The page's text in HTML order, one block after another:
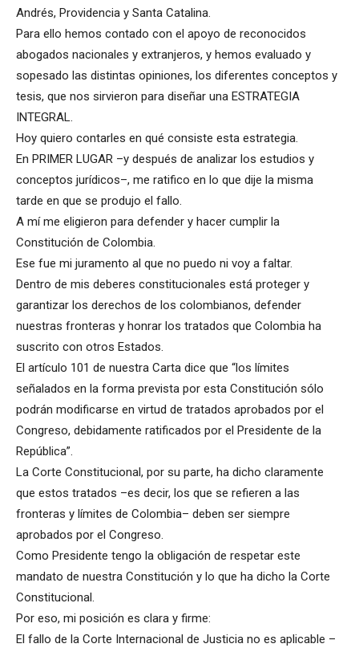
Andrés, Providencia y Santa Catalina.
Para ello hemos contado con el apoyo de reconocidos
abogados nacionales y extranjeros, y hemos evaluado y
sopesado las distintas opiniones, los diferentes conceptos y
tesis, que nos sirvieron para diseñar una ESTRATEGIA
INTEGRAL.
Hoy quiero contarles en qué consiste esta estrategia.
En PRIMER LUGAR –y después de analizar los estudios y
conceptos jurídicos–, me ratifico en lo que dije la misma
tarde en que se produjo el fallo.
A mí me eligieron para defender y hacer cumplir la
Constitución de Colombia.
Ese fue mi juramento al que no puedo ni voy a faltar.
Dentro de mis deberes constitucionales está proteger y
garantizar los derechos de los colombianos, defender
nuestras fronteras y honrar los tratados que Colombia ha
suscrito con otros Estados.
El artículo 101 de nuestra Carta dice que “los límites
señalados en la forma prevista por esta Constitución sólo
podrán modificarse en virtud de tratados aprobados por el
Congreso, debidamente ratificados por el Presidente de la
República”.
La Corte Constitucional, por su parte, ha dicho claramente
que estos tratados –es decir, los que se refieren a las
fronteras y límites de Colombia– deben ser siempre
aprobados por el Congreso.
Como Presidente tengo la obligación de respetar este
mandato de nuestra Constitución y lo que ha dicho la Corte
Constitucional.
Por eso, mi posición es clara y firme:
El fallo de la Corte Internacional de Justicia no es aplicable –